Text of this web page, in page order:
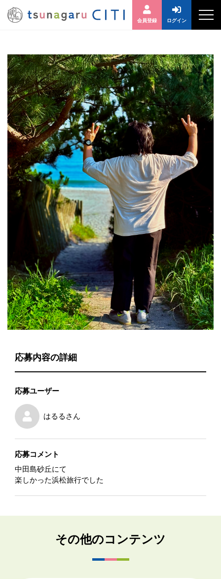
会員登録 ログイン
応募内容の詳細
応募ユーザー
はるる さん
応募コメント
中田島砂丘にて
楽しかった浜松旅行でした
その他のコンテンツ